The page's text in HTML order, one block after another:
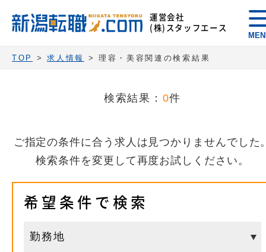
運営会社
(株)スタッフエース
TOP >求人情報 > 理容・美容関連の検索結果
検索結果： 0件
ご指定の条件に合う求人は見つかりませんでした
検索条件を変更して再度お試しください。
希望条件で検索